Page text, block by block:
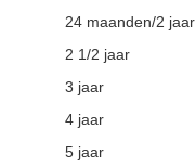
24 maanden/2 jaar
2 1/2 jaar
3 jaar
4 jaar
5 jaar